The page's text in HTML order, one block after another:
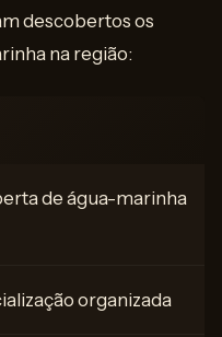
descobertos os
na região:
de água-marinha
organizada